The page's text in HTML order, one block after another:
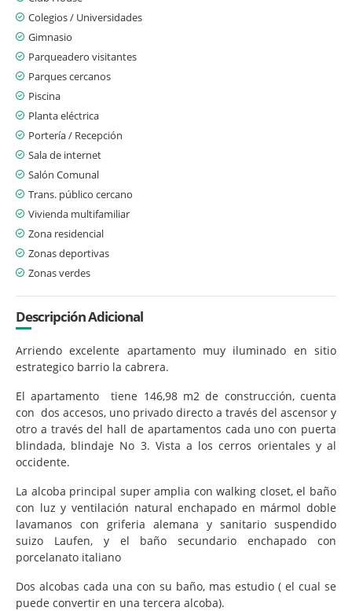
Colegios / Universidades
Gimnasio
Parqueadero visitantes
Parques cercanos
Piscina
Planta eléctrica
Portería / Recepción
Sala de internet
Salón Comunal
Trans. público cercano
Vivienda multifamiliar
Zona residencial
Zonas deportivas
Zonas verdes
Descripción Adicional
Arriendo excelente apartamento muy iluminado en sitio
estrategico barrio la cabrera.
El apartamento tiene 146,98 m2 de construcción, cuenta
con dos accesos, uno privado directo a través del ascensor y
otro a través del hall de apartamentos cada uno con puerta
blindada, blindaje No 3. Vista a los cerros orientales y al
occidente.
La alcoba principal super amplia con walking closet, el baño
con luz y ventilación natural enchapado en mármol doble
lavamanos con griferia alemana y sanitario suspendido
suizo Laufen, y el baño secundario enchapado con
porcelanato italiano
Dos alcobas cada una con su baño, mas estudio ( el cual se
puede convertir en una tercera alcoba).